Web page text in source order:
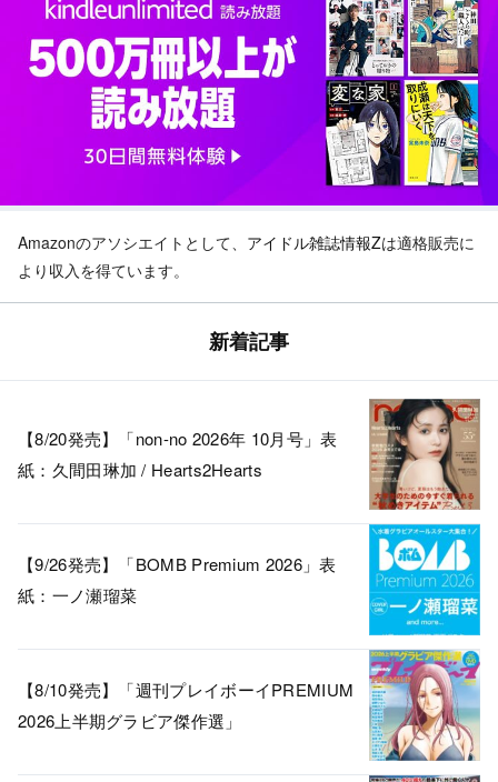
Amazonのアソシエイトとして、 アイドル雑誌情報Zは適格販売に
より収入を得ています。
新着記事
【8/20発売】「non-no 2026年 10月号」表
紙：久間田琳加 / Hearts2Hearts
【9/26発売】「BOMB Premium 2026」表
紙：一ノ瀬瑠菜
【8/10発売】「週刊プレイボーイPREMIUM
2026上半期グラビア傑作選」